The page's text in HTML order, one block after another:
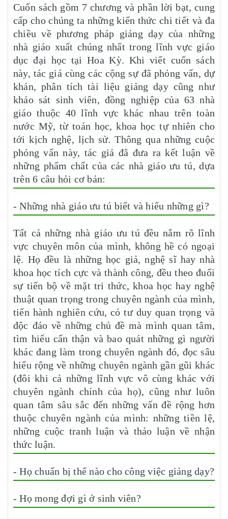
Cuốn sách gồm 7 chương và phần lời bạt, cung
cấp cho chúng ta những kiến thức chi tiết và đa
chiều về phương pháp giảng dạy của những
nhà giáo xuất chúng nhất trong lĩnh vực giáo
dục đại học tại Hoa Kỳ. Khi viết cuốn sách
này, tác giả cùng các cộng sự đã phỏng vấn, dự
khán, phân tích tài liệu giảng dạy cũng như
khảo sát sinh viên, đồng nghiệp của 63 nhà
giáo thuộc 40 lĩnh vực khác nhau trên toàn
nước Mỹ, từ toán học, khoa học tự nhiên cho
tới kịch nghệ, lịch sử. Thông qua những cuộc
phỏng vấn này, tác giả đã đưa ra kết luận về
những phẩm chất của các nhà giáo ưu tú, dựa
trên 6 câu hỏi cơ bản:
- Những nhà giáo ưu tú biết và hiểu những gì?
Tất cả những nhà giáo ưu tú đều nắm rõ lĩnh
vực chuyên môn của mình, không hề có ngoại
lệ. Họ đều là những học giả, nghệ sĩ hay nhà
khoa học tích cực và thành công, đều theo đuổi
sự tiến bộ về mặt tri thức, khoa học hay nghệ
thuật quan trọng trong chuyên ngành của mình,
tiến hành nghiên cứu, có tư duy quan trọng và
độc đáo về những chủ đề mà mình quan tâm,
tìm hiểu cẩn thận và bao quát những gì người
khác đang làm trong chuyên ngành đó, đọc sâu
hiểu rộng về những chuyên ngành gần gũi khác
(đôi khi cả những lĩnh vực vô cùng khác với
chuyên ngành chính của họ), cũng như luôn
quan tâm sâu sắc đến những vấn đề rộng hơn
thuộc chuyên ngành của mình: những tiền lệ,
những cuộc tranh luận và thảo luận về nhận
thức luận.
- Họ chuẩn bị thế nào cho công việc giảng dạy?
- Họ mong đợi gì ở sinh viên?